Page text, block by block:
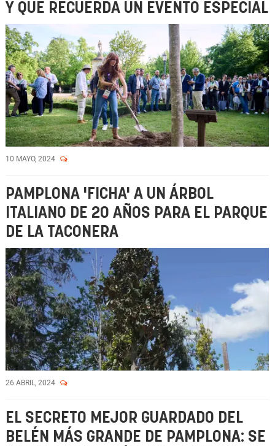
Y QUE RECUERDA UN EVENTO ESPECIAL
10 MAYO, 2024
PAMPLONA 'FICHA' A UN ÁRBOL
ITALIANO DE 20 AÑOS PARA EL PARQUE
DE LA TACONERA
26 ABRIL, 2024
EL SECRETO MEJOR GUARDADO DEL
BELÉN MÁS GRANDE DE PAMPLONA: SE